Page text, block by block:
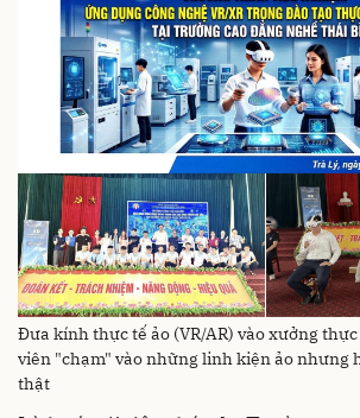
Đưa kính thực tế ảo (VR/AR) vào xưởng
viên "chạm" vào những linh kiện ảo nhưng
thật